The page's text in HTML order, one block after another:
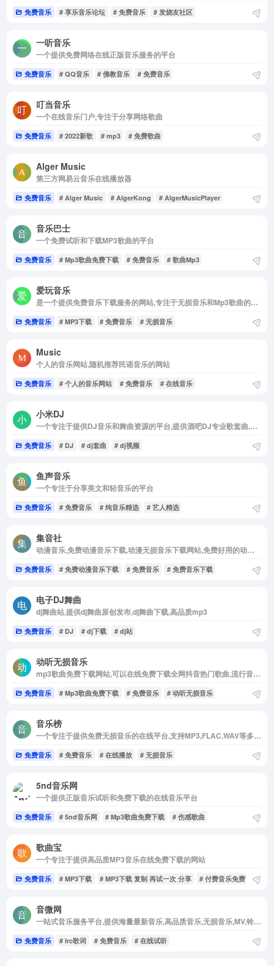
免费音乐 # 享乐音乐论坛 # 免费音乐 # 发烧友社区
一听音乐
一个提供免费网络在线正版音乐服务的平台
免费音乐 # QQ音乐 # 佛教音乐 # 免费音乐
叮当音乐
一个在线音乐门户,专注于分享网络歌曲
免费音乐 # 2022新歌 # mp3 # 免费歌曲
Alger Music
第三方网易云音乐在线播放器
免费音乐 # Alger Music # AlgerKong # AlgerMusicPlayer
音乐巴士
一个免费试听和下载MP3歌曲的平台
免费音乐 # Mp3歌曲免费下载 # 免费音乐 # 歌曲Mp3
爱玩音乐
是一个提供免费音乐下载服务的网站,专注于无损音乐和Mp3歌曲的免费下载
免费音乐 # MP3下载 # 免费音乐 # 无损音乐
Music
个人的音乐网站,随机推荐民谣音乐的网站
免费音乐 # 个人的音乐网站 # 免费音乐 # 在线音乐
小米DJ
一个专注于提供DJ音乐和舞曲资源的平台,提供酒吧DJ专业歌套曲,车载DJ,免费MP3歌曲
免费音乐 # DJ # dj套曲 # dj视频
鱼声音乐
一个专注于分享美文和轻音乐的平台
免费音乐 # 免费音乐 # 纯音乐精选 # 艺人精选
集音社
动漫音乐,免费动漫音乐下载,动漫无损音乐下载网站,免费好用的动漫无损音乐下载网站
免费音乐 # 免费动漫音乐下载 # 免费音乐 # 免费音乐下载
电子DJ舞曲
dj舞曲站,提供dj舞曲原创发布,dj舞曲下载,高品质mp3
免费音乐 # DJ # dj下载 # dj站
动听无损音乐
mp3歌曲免费下载网站,可以在线免费下载全网抖音热门歌曲,流行音乐,车载DJ,经典老歌等,支持无损音乐免费下载专注于提供高品质无损音乐资源的在线平台
免费音乐 # Mp3歌曲免费下载 # 免费音乐 # 动听无损音乐
音乐榜
一个专注于提供免费无损音乐的在线平台,支持MP3,FLAC,WAV等多种格式的音乐在线播放和下载
免费音乐 # 免费音乐 # 在线播放 # 无损音乐
5nd音乐网
一个提供正版音乐试听和免费下载的在线音乐平台
免费音乐 # 5nd音乐网 # Mp3歌曲免费下载 # 伤感歌曲
歌曲宝
一个专注于提供高品质MP3音乐在线免费下载的网站
免费音乐 # MP3下载 # MP3下载 复制 再试一次 分享 # 付费音乐免费下载
音微网
一站式音乐服务平台,提供海量最新音乐,高品质音乐,无损音乐,MV,铃声等资源
免费音乐 # lrc歌词 # 免费音乐 # 在线试听